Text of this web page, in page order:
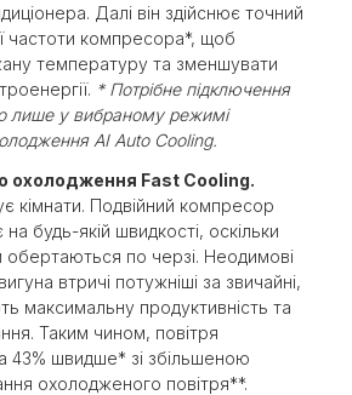
Далі він здійснює точний
частоти компресора*, щоб
температуру та зменшувати
* Потрібне підключення
лише у вибраному режимі
AI Auto Cooling.
охолодження Fast Cooling.
кімнати. Подвійний компресор
будь-якій швидкості, оскільки
обертаються по черзі. Неодимові
втричі потужніші за звичайні,
максимальну продуктивність та
Таким чином, повітря
43% швидше* зі збільшеною
охолодженого повітря**.